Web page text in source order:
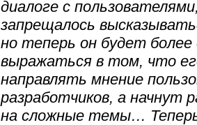
диалоге с
запрещалось
но теперь он будет
выражаться в том, что
направлять мнение
разработчиков, а начнут
на сложные темы…